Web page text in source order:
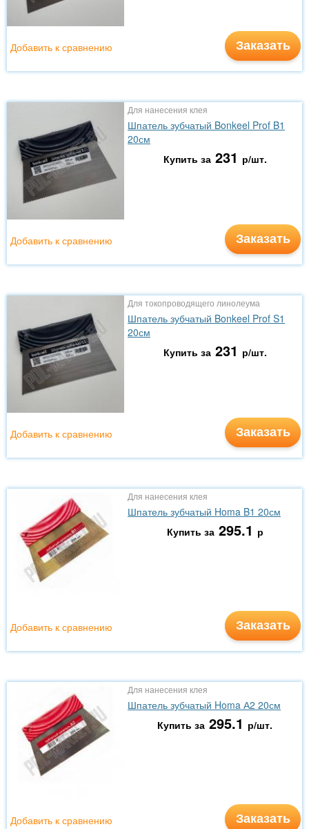
Заказать
Добавить к сравнению
Для нанесения клея
Шпатель зубчатый Bonkeel Prof B1
20см
Купить за 231 р/шт.
Заказать
Добавить к сравнению
Для токопроводящего линолеума
Шпатель зубчатый Bonkeel Prof S1
20см
Купить за 231 р/шт.
Заказать
Добавить к сравнению
Для нанесения клея
Шпатель зубчатый Homa B1 20см
Купить за 295.1 р
Заказать
Добавить к сравнению
Для нанесения клея
Шпатель зубчатый Homa А2 20см
Купить за 295.1 р/шт.
Заказать
Добавить к сравнению